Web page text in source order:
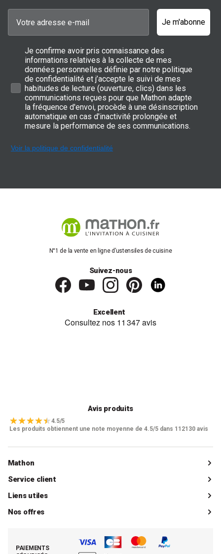
Je m'abonne
Je confirme avoir pris connaissance des
informations relatives à la collecte de mes
données personnelles définie par notre politique
de confidentialité et j’accepte le suivi de mes
habitudes de lecture (ouverture, clics) dans les
communications reçues pour que Mathon adapte
la fréquence d'envoi, procède à une désinscription
automatique en cas d'inactivité prolongée et
mesure la performance de ses communications.
Voir la politique de confidentialité
N°1 de la vente en ligne d’ustensiles de cuisine
Suivez-nous
Excellent
Avis produits
4.5/5
Les produits obtiennent une note moyenne de 4.5/5 dans 112130 avis
Mathon
Qui sommes-nous ?
Catalogue
La boutique de Saint-Marcellin
Service client
Livraisons
Paiements
Demande de rétractation
Liens utiles
Mon compte client
Retrouver (ou activer) mon compte client
Nos offres
Nos best-sellers pâtisserie
PAIEMENTS